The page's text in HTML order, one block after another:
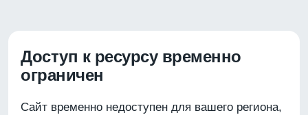
Доступ к ресурсу временно
ограничен
Сайт временно недоступен для вашего региона,